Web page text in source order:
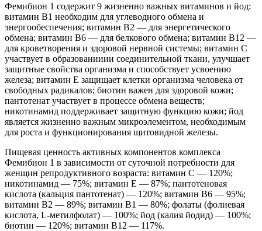
Фемибион 1 содержит 9 жизненно важных витаминов и йод:
витамин В1 необходим для углеводного обмена и
энергообеспечения; витамин В2 — для энергетического
обмена; витамин В6 — для белкового обмена; витамин В12 —
для кроветворения и здоровой нервной системы; витамин С
участвует в образованииии соединительной ткани, улучшает
защитные свойства организма и способствует усвоению
железа; витамин Е защищает клетки организма человека от
свободных радикалов; биотин важен для здоровой кожи;
пантотенат участвует в процессе обмена веществ;
никотинамид поддерживает защитную функцию кожи; йод
является жизненно важным микроэлементом, необходимым
для роста и функционирования щитовидной железы.
Пищевая ценность активных компонентов комплекса
Фемибион 1 в зависимости от суточной потребности для
женщин репродуктивного возраста: витамин C — 120%;
никотинамид — 75%; витамин E — 87%; пантотеновая
кислота (кальция пантотенат) — 120%; витамин В6 — 95%;
витамин В2 — 89%; витамин В1 — 80%; фолаты (фолиевая
кислота, L-метилфолат) — 100%; йод (калия йодид) — 100%;
биотин — 120%; витамин В12 — 117%.